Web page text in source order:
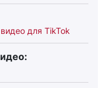
для TikTok